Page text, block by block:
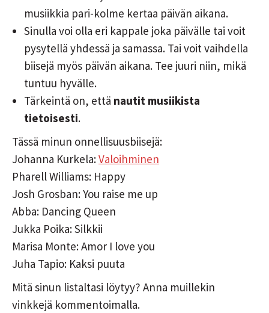
musiikkia pari-kolme kertaa päivän aikana.
Sinulla voi olla eri kappale joka päivälle tai voit
pysytellä yhdessä ja samassa. Tai voit vaihdella
biisejä myös päivän aikana. Tee juuri niin, mikä
tuntuu hyvälle.
Tärkeintä on, että nautit musiikista
tietoisesti.
Tässä minun onnellisuusbiisejä:
Johanna Kurkela:Valoihminen
Pharell Williams: Happy
Josh Grosban: You raise me up
Abba: Dancing Queen
Jukka Poika: Silkkii
Marisa Monte: Amor I love you
Juha Tapio: Kaksi puuta
Mitä sinun listaltasi löytyy? Anna muillekin
vinkkejä kommentoimalla.